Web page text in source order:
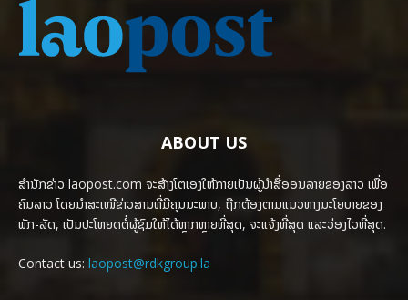
ABOUT US
ສຳນັກຂ່າວ laopost.com ຈະສ້າງໂຕເອງໃຫ້ກາຍເປັນຜູ້ນຳສື່ອອນລາຍຂອງລາວ ເພື່ອ
ຄົນລາວ ໂດຍນຳສະເໜີຂ່າວສານທີ່ມີຄຸນນະພາບ, ຖືກຕ້ອງຕາມແນວທາງນະໂຍບາຍຂອງ
ພັກ-ລັດ, ເປັນປະໂຫຍດຕໍ່ຜູ້ຊົມໃຫ້ໄດ້ຫຼາກຫຼາຍທີ່ສຸດ, ຈະແຈ້ງທີ່ສຸດ ແລະວ່ອງໄວທີ່ສຸດ.
Contact us: laopost@rdkgroup.la